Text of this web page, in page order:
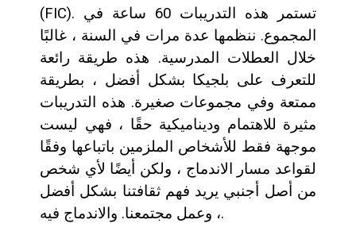
(FIC). تستمر هذه التدريبات 60 ساعة في
المجموع. ننظمها عدة مرات في السنة ، غالبًا
خلال العطلات المدرسية. هذه طريقة رائعة
للتعرف على بلجيكا بشكل أفضل ، بطريقة
ممتعة وفي مجموعات صغيرة. هذه التدريبات
مثيرة للاهتمام وديناميكية حقًا ، فهي ليست
موجهة فقط للأشخاص الملزمين باتباعها وفقًا
لقواعد مسار الاندماج ، ولكن أيضًا لأي شخص
من أصل أجنبي يريد فهم ثقافتنا بشكل أفضل
، وعمل مجتمعنا. والاندماج فيه.